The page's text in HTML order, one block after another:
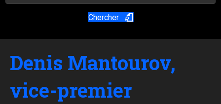
Chercher
Denis Mantourov,
vice-premier